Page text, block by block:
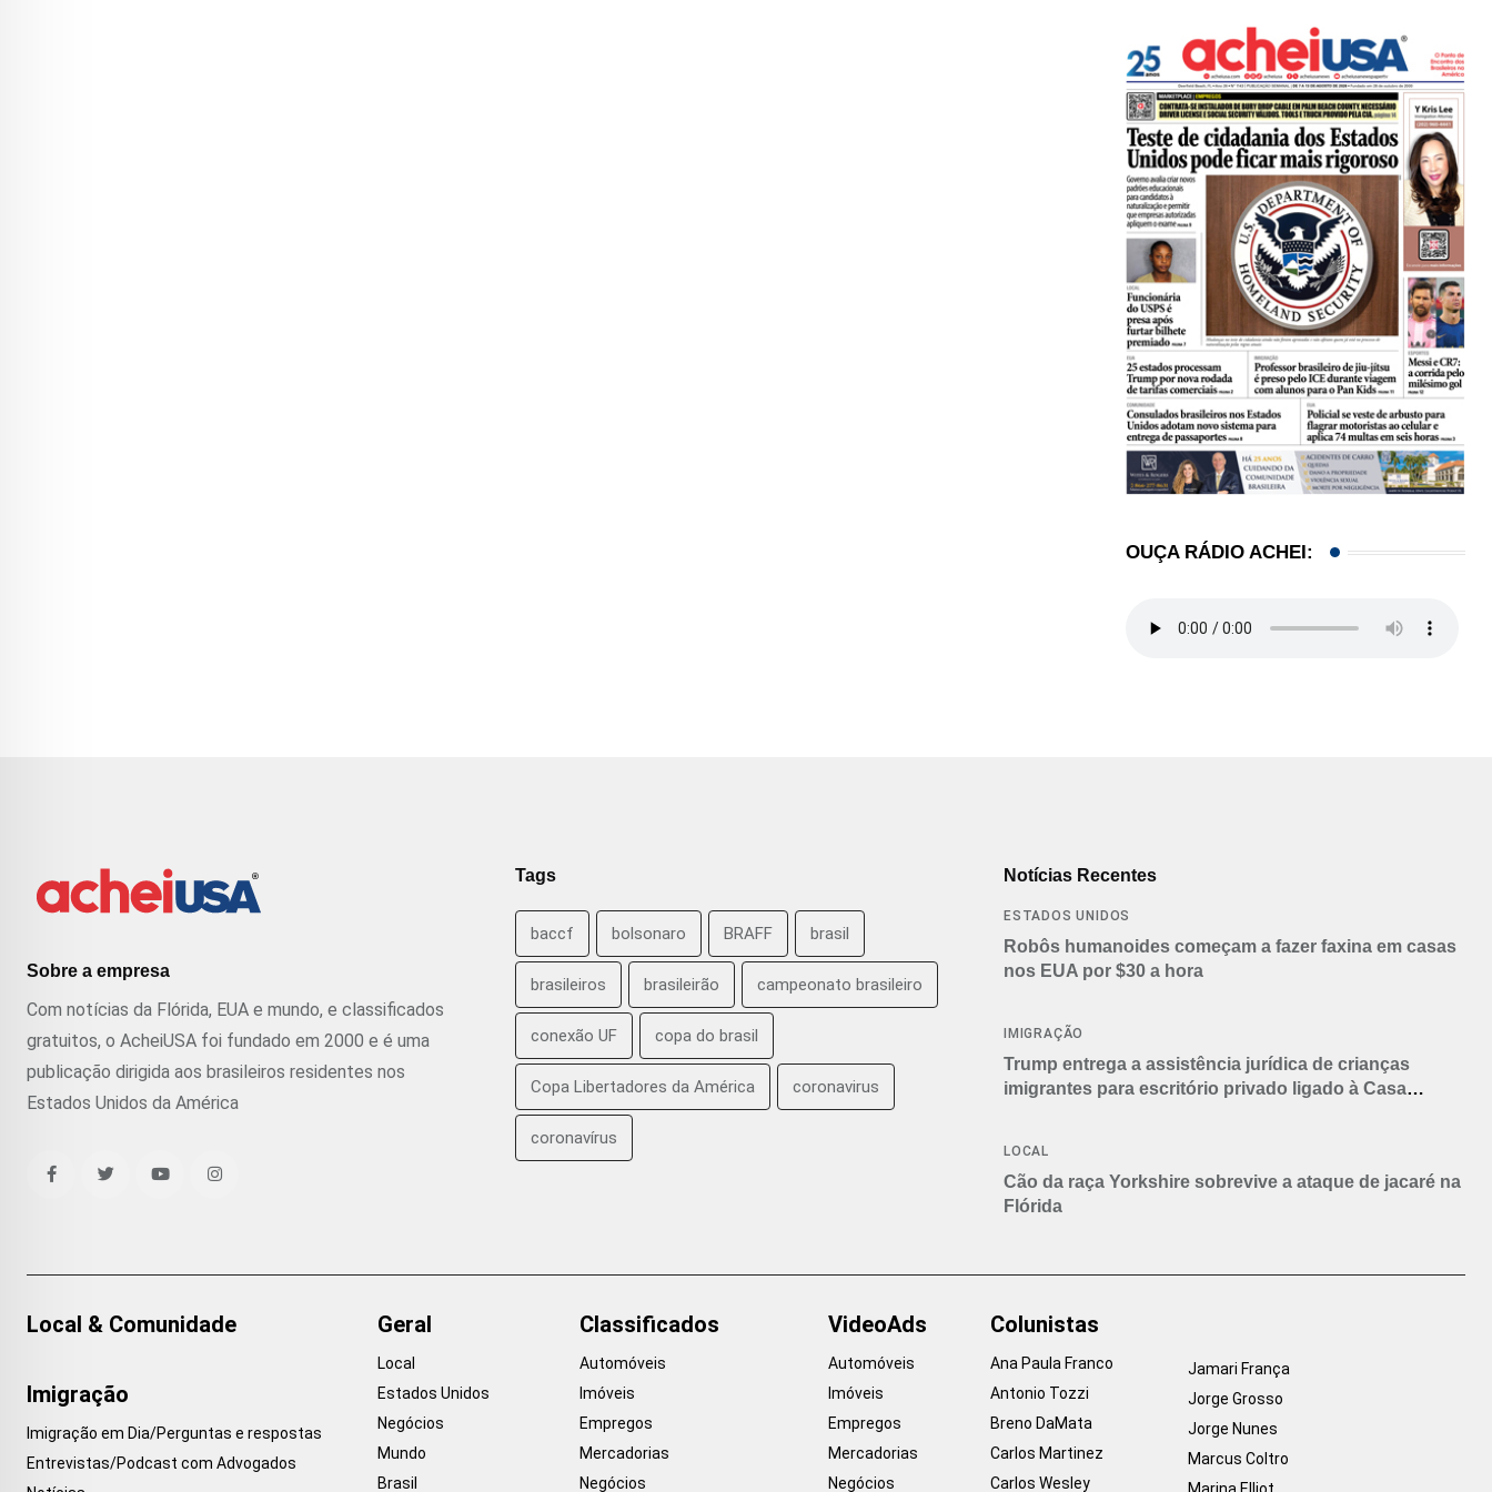
OUÇA RÁDIO ACHEI:
Sobre a empresa
Com notícias da Flórida, EUA e mundo, e classificados
gratuitos, o AcheiUSA foi fundado em 2000 e é uma
publicação dirigida aos brasileiros residentes nos
Estados Unidos da América
Tags
baccf bolsonaro BRAFF brasil
brasileiros brasileirão campeonato brasileiro
conexão UF copa do brasil
Copa Libertadores da América coronavirus
coronavírus
Notícias Recentes
ESTADOS UNIDOS
Robôs humanoides começam a fazer faxina em casas
nos EUA por $30 a hora
IMIGRAÇÃO
Trump entrega a assistência jurídica de crianças
imigrantes para escritório privado ligado à Casa
LOCAL
Cão da raça Yorkshire sobrevive a ataque de jacaré na
Flórida
Local & Comunidade
Imigração
Imigração em Dia/Perguntas e respostas
Entrevistas/Podcast com Advogados
Geral
Local
Estados Unidos
Negócios
Mundo
Brasil
Classificados
Automóveis
Imóveis
Empregos
Mercadorias
Negócios
VideoAds
Automóveis
Imóveis
Empregos
Mercadorias
Negócios
Colunistas
Ana Paula Franco
Antonio Tozzi
Breno DaMata
Carlos Martinez
Carlos Wesley
Jamari França
Jorge Grosso
Jorge Nunes
Marcus Coltro